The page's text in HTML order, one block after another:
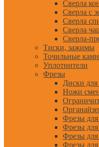
Сверла
Сверла с
Сверла
Сверла
Сверла-
Тиски, зажимы
Точильные
Уплотнители
Фрезы
Диски для
Ножи
Фрезы
Фрезы для
Фрезы для
Фрезы